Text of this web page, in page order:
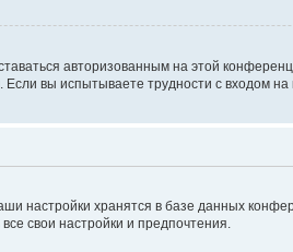
авторизованным на этой
вы испытываете трудности с входом
настройки хранятся в базе данных
свои настройки и предпочтения.